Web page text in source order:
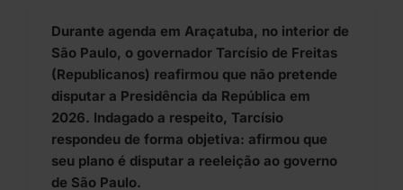
Durante agenda em Araçatuba, no interior de
São Paulo, o governador Tarcísio de Freitas
(Republicanos) reafirmou que não pretende
disputar a Presidência da República em
2026. Indagado a respeito, Tarcísio
respondeu de forma objetiva: afirmou que
seu plano é disputar a reeleição ao governo
de São Paulo.